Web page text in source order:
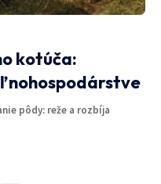
kotúča:
pôdy: reže a rozbíja